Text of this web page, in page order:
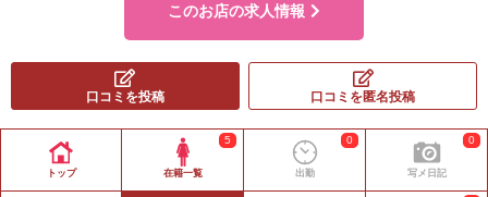
このお店の求人情報
口コミを投稿 口コミを匿名投稿
トップ 在籍一覧
5
出勤
0
写メ日記
0